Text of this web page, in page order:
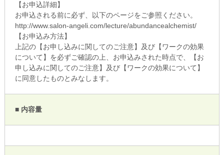
【お申込詳細】
お申込される前に必ず、以下のページをご参照ください。
http://www.salon-angeli.com/lecture/abundancealchemist/
【お申込み方法】
上記の【お申し込みに関してのご注意】及び【ワークの効果
について】を必ずご確認の上、お申込みされた時点で、【お
申し込みに関してのご注意】及び【ワークの効果について】
に同意したものとみなします。
■ 内容量